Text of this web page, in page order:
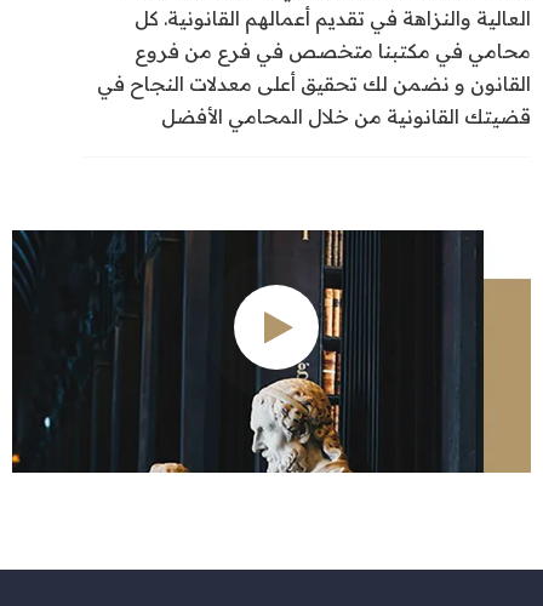
العالية والنزاهة في تقديم أعمالهم القانونية. كل
محامي في مكتبنا متخصص في فرع من فروع
القانون و نضمن لك تحقيق أعلى معدلات النجاح في
قضيتك القانونية من خلال المحامي الأفضل